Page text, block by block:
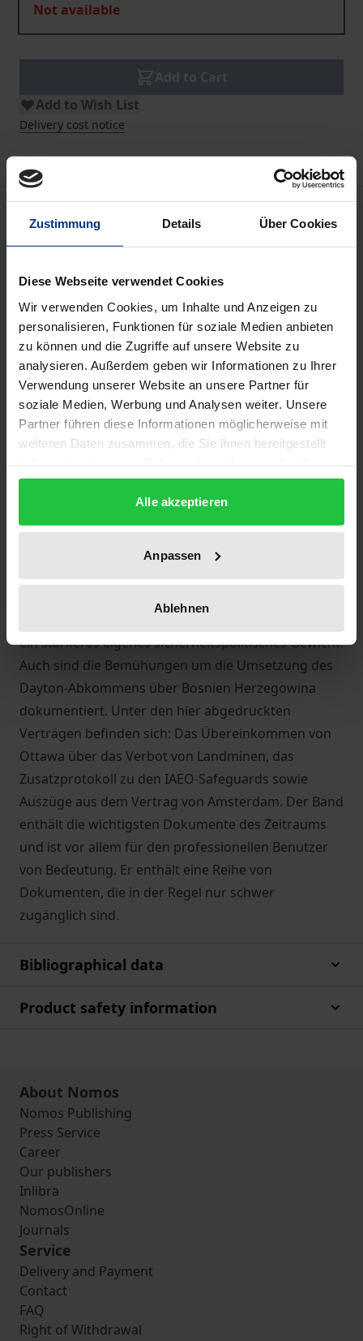
Zustimmung Details Über Cookies
Diese Webseite verwendet Cookies
Wir verwenden Cookies, um Inhalte und Anzeigen zu
personalisieren, Funktionen für soziale Medien anbieten
zu können und die Zugriffe auf unsere Website zu
analysieren. Außerdem geben wir Informationen zu Ihrer
Verwendung unserer Website an unsere Partner für
soziale Medien, Werbung und Analysen weiter. Unsere
Partner führen diese Informationen möglicherweise mit
weiteren Daten zusammen, die Sie ihnen bereitgestellt
gesammelt haben.
Alle akzeptieren
Anpassen
Ablehnen
Not available
Add to Wish List
Delivery cost notice
Description
existiert seit 1960 und deckt die wichtigsten
Dokumente zur internationalen Sicherheit und zur
Abrüstungsdiskussion ab. Band XXVII behandelt den
Zeitraum 1997 bis 1998 und damit eine durch
Unruhe und Konflikte sowie eine generelle
Verschlechterung des internationalen Klimas
gekennzeichnete Periode. Der Band enthält eine
Vielzahl von Originaldokumenten zu den folgenden
Rüstungskontrolle bei Kernwaffen, chemischen
Waffen und konventionellen Waffen;
Nichtverbreitung von Kernwaffen;
Landminenverbot; Kosovo-Konflikt; Irak-Konflikt
ein stärkeres eigenes sicherheitspolitisches Gewicht.
Auch sind die Bemühungen um die Umsetzung des
Dayton-Abkommens über Bosnien Herzegowina
dokumentiert. Unter den hier abgedruckten
Verträgen befinden sich: Das Übereinkommen von
Ottawa über das Verbot von Landminen, das
Zusatzprotokoll zu den IAEO-Safeguards sowie
Auszüge aus dem Vertrag von Amsterdam. Der Band
enthält die wichtigsten Dokumente des Zeitraums
und ist vor allem für den professionellen Benutzer
von Bedeutung. Er enthält eine Reihe von
Dokumenten, die in der Regel nur schwer
zugänglich sind.
Bibliographical data
Product safety information
About Nomos
Nomos Publishing
Press Service
Career
Our publishers
Inlibra
NomosOnline
Journals
Service
Delivery and Payment
Contact
FAQ
Right of Withdrawal